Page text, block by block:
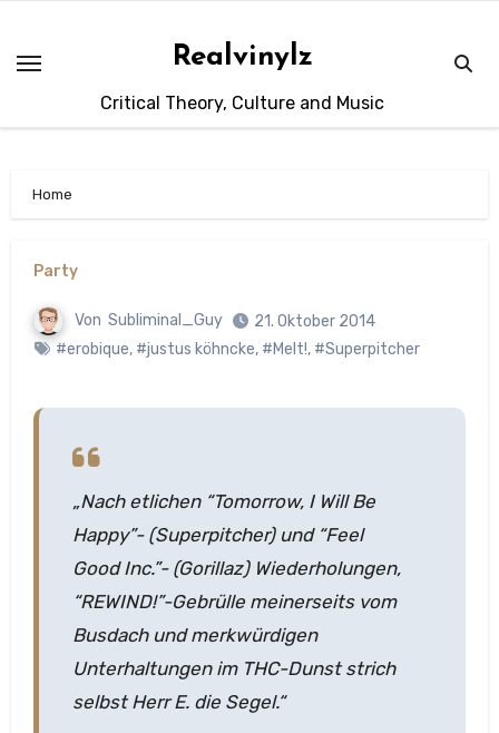
springen
Realvinylz
Critical Theory, Culture and Music
Home
Party
Von Subliminal_Guy
21. Oktober 2014
#erobique, #justus köhncke, #Melt!, #Superpitcher
„Nach etlichen “Tomorrow, I Will Be
Happy”- (Superpitcher) und “Feel
Good Inc.”- (Gorillaz) Wiederholungen,
“REWIND!”-Gebrülle meinerseits vom
Busdach und merkwürdigen
Unterhaltungen im THC-Dunst strich
selbst Herr E. die Segel.“